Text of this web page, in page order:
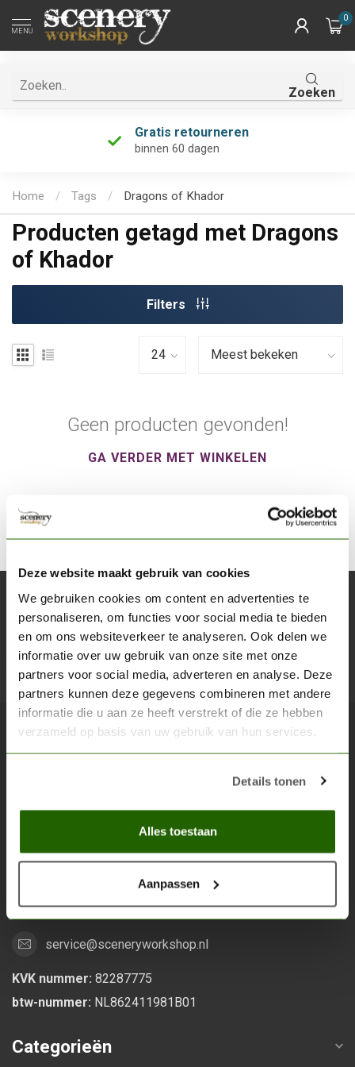
Deze website maakt gebruik van cookies
We gebruiken cookies om content en advertenties te
personaliseren, om functies voor social media te bieden
en om ons websiteverkeer te analyseren. Ook delen we
informatie over uw gebruik van onze site met onze
partners voor social media, adverteren en analyse. Deze
partners kunnen deze gegevens combineren met andere
informatie die u aan ze heeft verstrekt of die ze hebben
verzameld op basis van uw gebruik van hun services.
Details tonen
Alles toestaan
Aanpassen
MENU
0
Zoeken
Gratis retourneren
binnen 60 dagen
Home / Tags / Dragons of Khador
Producten getagd met Dragons
of Khador
Filters
Geen producten gevonden!
GA VERDER MET WINKELEN
Abonneer je op onze nieuwsbrief
Blijf op de hoogte over onze laatste acties
Scenery Workshop BV
Alles voor je miniature wargaming en scenery
6533 KK Nijmegen
Nederland
service@sceneryworkshop.nl
KVK nummer: 82287775
btw-nummer: NL862411981B01
Categorieën